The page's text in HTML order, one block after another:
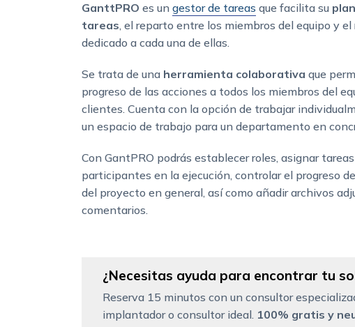
GanttPRO es un gestor de tareas que facilita su
tareas, el reparto entre los miembros del equipo y
dedicado a cada una de ellas.
Se trata de una herramienta colaborativa que
progreso de las acciones a todos los miembros del
clientes. Cuenta con la opción de trabajar
un espacio de trabajo para un departamento en
Con GantPRO podrás establecer roles, asignar
participantes en la ejecución, controlar el progreso
del proyecto en general, así como añadir archivos
comentarios.
¿Necesitas ayuda para encontrar tu
Reserva 15 minutos con un consultor
implantador o consultor ideal. 100% gratis y